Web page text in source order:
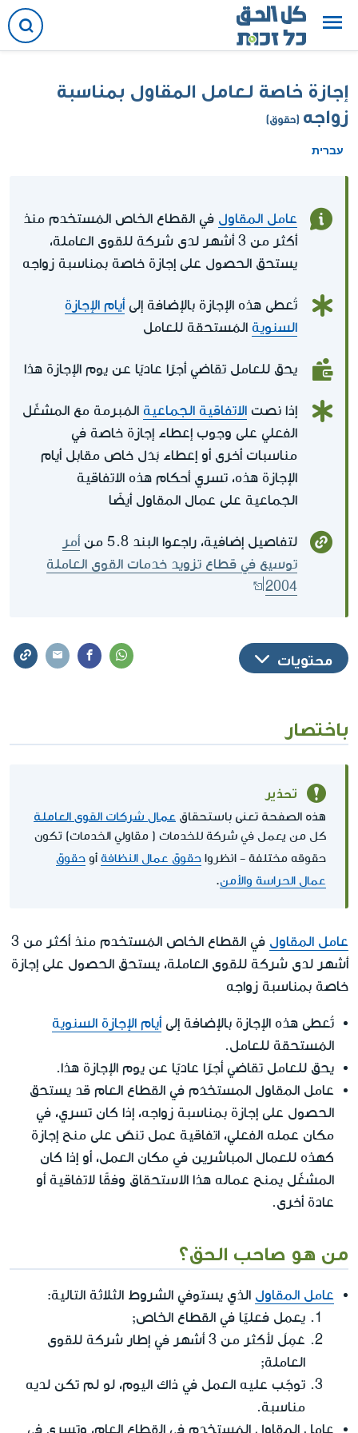
إجازة خاصة لعامل المقاول بمناسبة
زواجه (حقوق)
עברית
عامل المقاول في القطاع الخاص المُستخدم منذ
أكثر من 3 أشهر لدى شركة للقوى العاملة،
يستحق الحصول على إجازة خاصة بمناسبة زواجه
تُعطى هذه الإجازة بالإضافة إلىأيام الإجازة
السنوية المُستحقة للعامل
يحق للعامل تقاضي أجرًا عاديًا عن يوم الإجازة هذا
إذا نصت الاتفاقية الجماعية المُبرمة مع المشغّل
الفعلي على وجوب إعطاء إجازة خاصة في
مناسبات أخرى أو إعطاء بَدَل خاص مقابل أيام
الإجازة هذه، تسري أحكام هذه الاتفاقية
الجماعية على عمال المقاول أيضًا
لتفاصيل إضافية، راجعوا البند 5.8 من
أمر
توسيع في قطاع تزويد خدمات القوى العاملة
2004
محتويات
باختصار
تحذير
هذه الصفحة تعنى باستحقاق عمال شركات القوى العاملة
كل من يعمل في شركة للخدمات ( مقاولي الخدمات) تكون
حقوقه مختلفة - انظروا حقوق عمال النظافة أو حقوق
عمال الحراسة والأمن.
عامل المقاول
في القطاع الخاص المُستخدم منذ أكثر من 3
أشهر لدى شركة للقوى العاملة، يستحق الحصول على إجازة
خاصة بمناسبة زواجه
تُعطى هذه الإجازة بالإضافة إلىأيام الإجازة السنوية
المُستحقة للعامل.
يحق للعامل تقاضي أجرًا عاديًا عن يوم الإجازة هذا.
عامل المقاول المستخدَم في القطاع العام قد يستحق
الحصول على إجازة بمناسبة زواجه، إذا كان تسري، في
مكان عمله الفعلي، اتفاقية عمل تنصّ على منح إجازة
كهذه للعمال المباشرين في مكان العمل، أو إذا كان
المشغّل يمنح عماله هذا الاستحقاق وفقًا لاتفاقية أو
عادة أخرى.
من هو صاحب الحق؟
عامل المقاول الذي يستوفي الشروط الثلاثة التالية:
يعمل فعليًا في القطاع الخاص;
عَمِلَ لأكثر من 3 أشهر في إطار شركة للقوى
العاملة;
توجّب عليه العمل في ذاك اليوم، لو لم تكن لديه
مناسبة.
عامل المقاول المُستخدم في القطاع العام، وتسري في